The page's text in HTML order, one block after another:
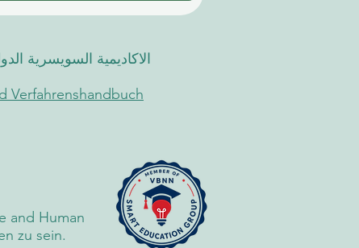
الاكاديمية السويسرية
Verfahrenshandbuch
and Human
zu sein.